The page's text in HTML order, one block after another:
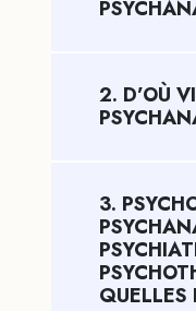
2. D’OÙ
3.
QUELLES